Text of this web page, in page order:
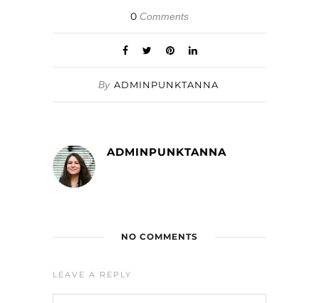
0 Comments
By ADMINPUNKTANNA
ADMINPUNKTANNA
NO COMMENTS
LEAVE A REPLY